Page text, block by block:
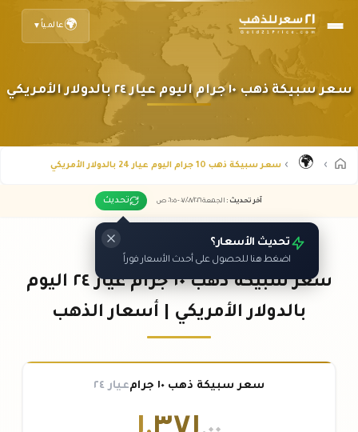
🌍عالمياً ▼
سعر سبيكة ذهب ١٠ جرام اليوم عيار ٢٤ بالدولار الأمريكي
🌍 سعر سبيكة ذهب 10 جرام اليوم عيار 24 بالدولار الأمريكي
آخر تحديث : الجمعة ٠٧ /٠٨/٢٠٢٦ - ٠٦:٠٥ ص تحديث
تحديث الأسعار؟
اضغط هنا للحصول على أحدث الأسعار فوراً
سعر سبيكة ذهب ١٠ جرام عيار ٢٤ اليوم
بالدولار الأمريكي | أسعار الذهب
سعر سبيكة ذهب ١٠ جرام عيار ٢٤